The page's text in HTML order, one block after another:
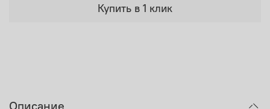
Купить в 1 клик
Описание